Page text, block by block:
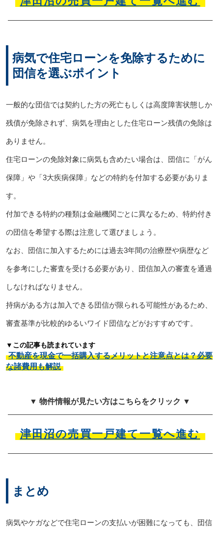
病気で住宅ローンを免除するために
団信を選ぶポイント
一般的な団信では契約した方の死亡もしくは高度障害状態しか
残債が免除されず、病気を理由とした住宅ローン残債の免除は
ありません。
住宅ローンの免除対象に病気も含めたい場合は、団信に「がん
保障」や「3大疾病保障」などの特約を付加する必要がありま
す。
付加できる特約の種類は金融機関ごとに異なるため、特約付き
の団信を希望する際は注意して選びましょう。
なお、団信に加入するためには過去3年間の治療歴や病歴など
を参考にした審査を受ける必要があり、団信加入の審査を通過
しなければなりません。
持病がある方は加入できる団信が限られる可能性があるため、
審査基準が比較的ゆるいワイド団信などがおすすめです。
▼この記事も読まれています
不動産を現金で一括購入するメリットと注意点とは？必要
な諸費用も解説
▼ 物件情報が見たい方はこちらをクリック ▼
津田沼の売買一戸建て一覧へ進む
まとめ
病気やケガなどで住宅ローンの支払いが困難になっても、団信